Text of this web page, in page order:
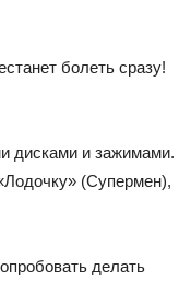
болеть сразу!
дисками и зажимами.
(Супермен),
делать